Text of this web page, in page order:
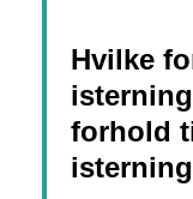
Hvilke
forhold